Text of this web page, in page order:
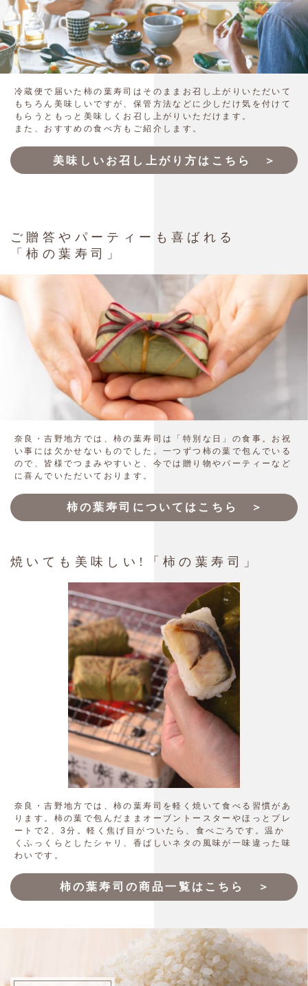
冷蔵便で届いた柿の葉寿司はそのままお召し上がりいただいて
もちろん美味しいですが、保管方法などに少しだけ気を付けて
もらうともっと美味しくお召し上がりいただけます。
また、おすすめの食べ方もご紹介します。
美味しいお召し上がり方はこちら ＞
ご贈答やパーティーも喜ばれる
「柿の葉寿司」
奈良・吉野地方では、柿の葉寿司は「特別な日」の食事。お祝
い事には欠かせないものでした。一つずつ柿の葉で包んでいる
ので、皆様でつまみやすいと、今では贈り物やパーティーなど
に喜んでいただいております。
柿の葉寿司についてはこちら ＞
焼いても美味しい!「柿の葉寿司」
奈良・吉野地方では、柿の葉寿司を軽く焼いて食べる習慣があ
ります。柿の葉で包んだままオーブントースターやほっとプレ
ートで2、3分。軽く焦げ目がついたら、食べごろです。温か
くふっくらとしたシャリ、香ばしいネタの風味が一味違った味
わいです。
柿の葉寿司の商品一覧はこちら ＞